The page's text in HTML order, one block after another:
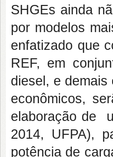
SHGEs ainda
por modelos
enfatizado que
REF, em
diesel, e demais
econômicos,
elaboração de
2014, UFPA),
potência de